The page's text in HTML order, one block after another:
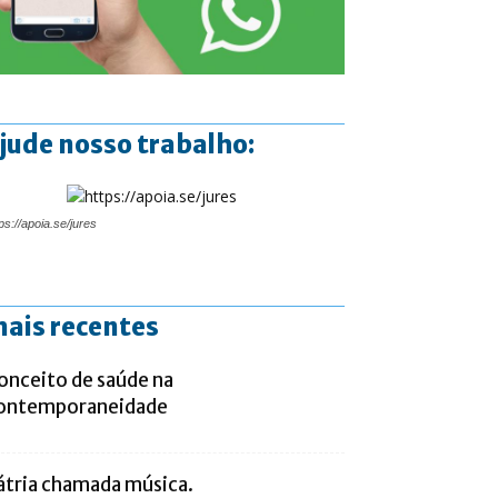
nosso trabalho:
apoia.se/jures
recentes
de saúde na
chamada música.